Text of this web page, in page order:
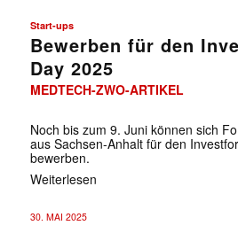
Start-ups
Bewerben für den
Day 2025
MEDTECH-ZWO-ARTIKEL
Noch bis zum 9. Juni können sich
aus Sachsen-Anhalt für den
bewerben.
Weiterlesen
30. MAI 2025